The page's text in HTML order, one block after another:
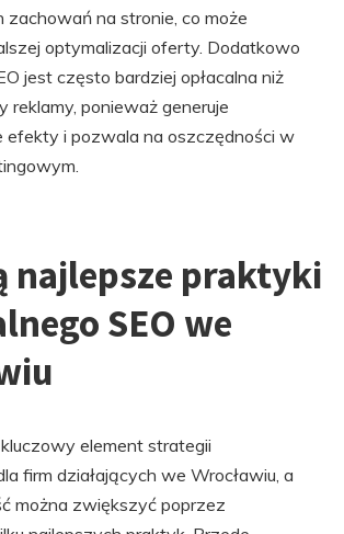
na stronie, co może
optymalizacji oferty. Dodatkowo
jest często bardziej opłacalna niż
reklamy, ponieważ generuje
efekty i pozwala na oszczędności w
najlepsze praktyki
SEO we
element strategii
firm działających we Wrocławiu, a
można zwiększyć poprzez